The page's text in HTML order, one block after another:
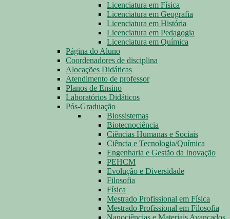
Licenciatura em Física
Licenciatura em Geografia
Licenciatura em História
Licenciatura em Pedagogia
Licenciatura em Química
Página do Aluno
Coordenadores de disciplina
Alocações Didáticas
Atendimento de professor
Planos de Ensino
Laboratórios Didáticos
Pós-Graduação
Biossistemas
Biotecnociência
Ciências Humanas e Sociais
Ciência e Tecnologia/Química
Engenharia e Gestão da Inovação
PEHCM
Evolução e Diversidade
Filosofia
Física
Mestrado Profissional em Física
Mestrado Profissional em Filosofia
Nanociências e Materiais Avançados